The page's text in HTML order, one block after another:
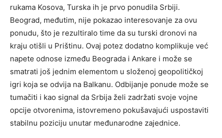
rukama Kosova, Turska ih je prvo ponudila Srbiji.
Beograd, međutim, nije pokazao interesovanje za ovu
ponudu, što je rezultiralo time da su turski dronovi na
kraju otišli u Prištinu. Ovaj potez dodatno komplikuje već
napete odnose između Beograda i Ankare i može se
smatrati još jednim elementom u složenoj geopolitičkoj
igri koja se odvija na Balkanu. Odbijanje ponude može se
tumačiti i kao signal da Srbija želi zadržati svoje vojne
opcije otvorenima, istovremeno pokušavajući uspostaviti
stabilnu poziciju unutar međunarodne zajednice.